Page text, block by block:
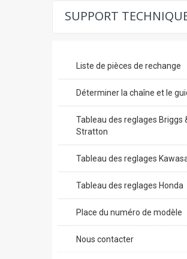
SUPPORT
Liste de pièces de rechange
Déterminer la chaîne et le
Tableau des reglages Briggs
Stratton
Tableau des reglages
Tableau des reglages Honda
Place du numéro de modèle
Nous contacter